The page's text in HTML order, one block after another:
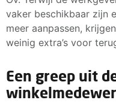
vaker beschikbaar zijn
meer aanpassen,
weinig extra’s voor
Een greep uit